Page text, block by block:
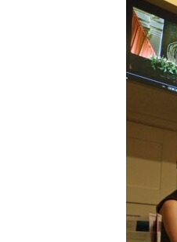
КРЫМ.НЕПОКОРЕННЫЙ
УКРАИНСКАЯ ПРОБЛЕМА КРЫМА